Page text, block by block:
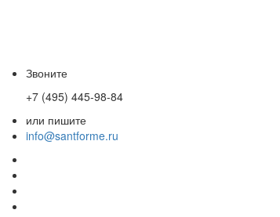
Звоните
+7 (495) 445-98-84
или пишите
info@santforme.ru